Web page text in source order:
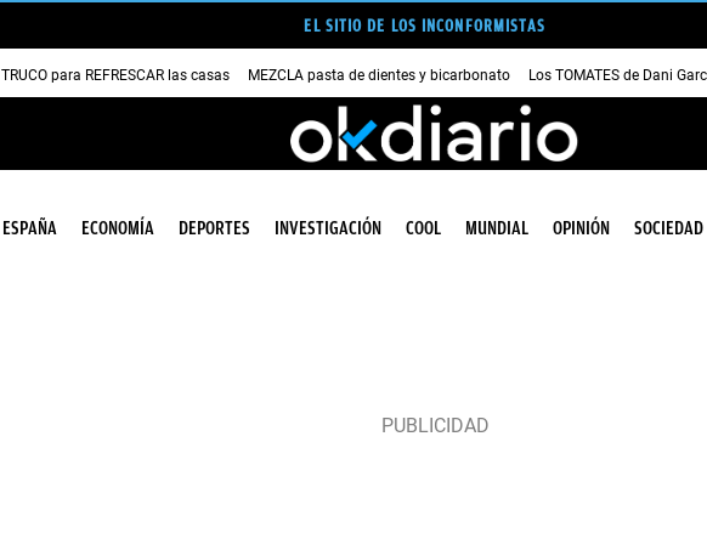
EL SITIO DE LOS INCONFORMISTAS
TRUCO para REFRESCAR las casas MEZCLA pasta de dientes y bicarbonato Los TOMATES de Dani
ESPAÑA ECONOMÍA DEPORTES INVESTIGACIÓN COOL MUNDIAL OPINIÓN SOCIEDAD